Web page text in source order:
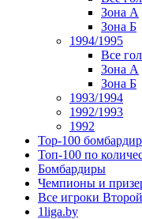
Зона А
Зона Б
1994/1995
Все
Зона А
Зона Б
1993/1994
1992/1993
1992
Top-100
Топ-100 по
Бомбардиры
Чемпионы и
Все игроки
1liga.by